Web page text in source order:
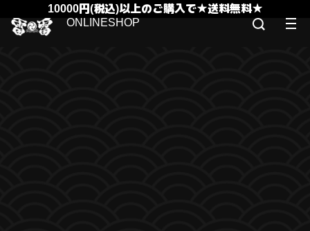
10000円(税込)以上のご購入で★送料無料★
ONLINESHOP